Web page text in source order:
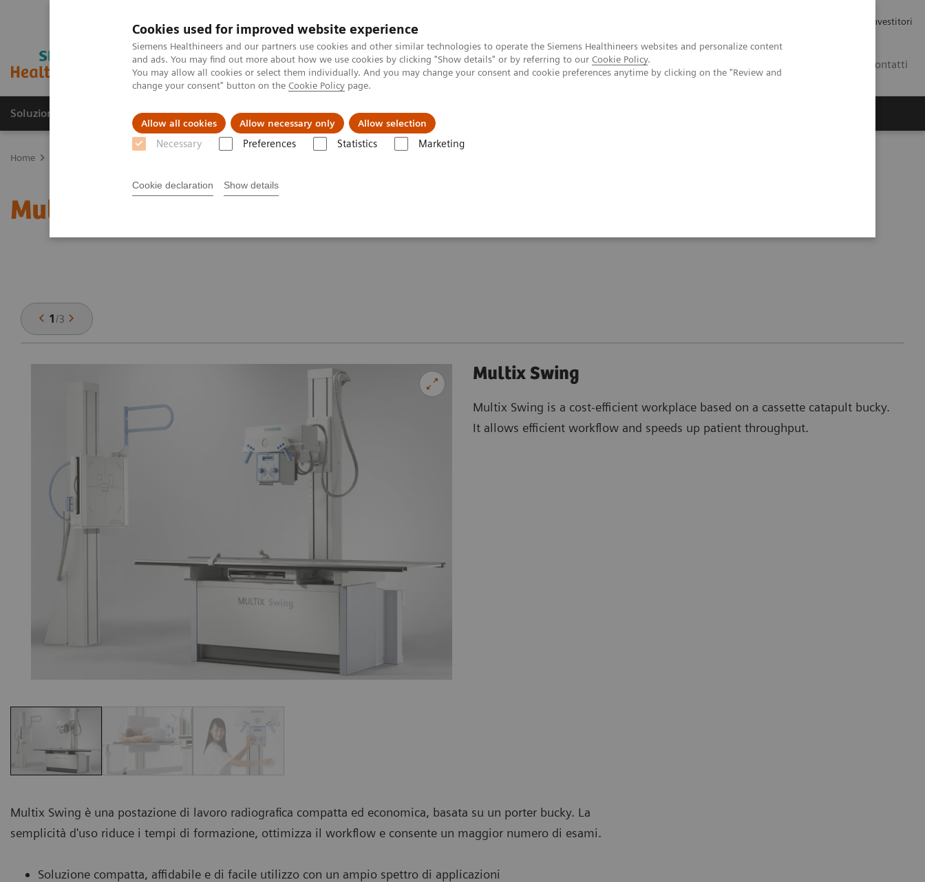
Cookies used for improved website experience
Siemens Healthineers and our partners use cookies and other similar technologies to operate the Siemens Healthineers websites and personalize content
and ads. You may find out more about how we use cookies by clicking "Show details" or by referring to our Cookie Policy.
You may allow all cookies or select them individually. And you may change your consent and cookie preferences anytime by clicking on the "Review and
change your consent" button on the Cookie Policy page.
Allow all cookies Allow necessary only Allow selection
Necessary Preferences Statistics Marketing
Cookie declaration Show details
Relazioni con gli investitori
Contatti
Soluzioni e servizi Insights La nostra azienda Area Login
Home
Multix Swing
1/3
Multix Swing
Multix Swing is a cost-efficient workplace based on a cassette catapult bucky.
It allows efficient workflow and speeds up patient throughput.
Multix Swing è una postazione di lavoro radiografica compatta ed economica, basata su un porter bucky. La
semplicità d'uso riduce i tempi di formazione, ottimizza il workflow e consente un maggior numero di esami.
Soluzione compatta, affidabile e di facile utilizzo con un ampio spettro di applicazioni